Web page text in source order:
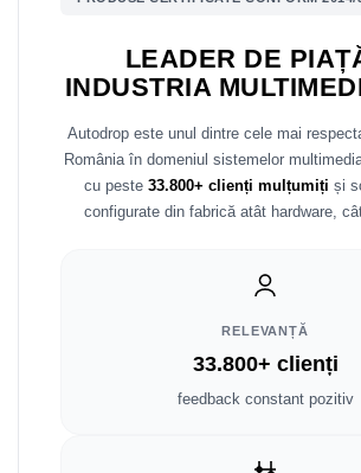
Land Rover
Mazda
Rame adaptoare Kia
Rame adaptoare Alfa Romeo
Rame adaptoare Nissan
Rame adaptoare Chevrolet
LEADER DE
INDUSTRIA
Autodrop este unul dintre cele mai
România în domeniul sistemelor
cu peste 33.800+ clienți mulțumiți și
configurate din fabrică atât hardware,
RELEVANȚĂ
33.800+ clienți
feedback constant pozitiv